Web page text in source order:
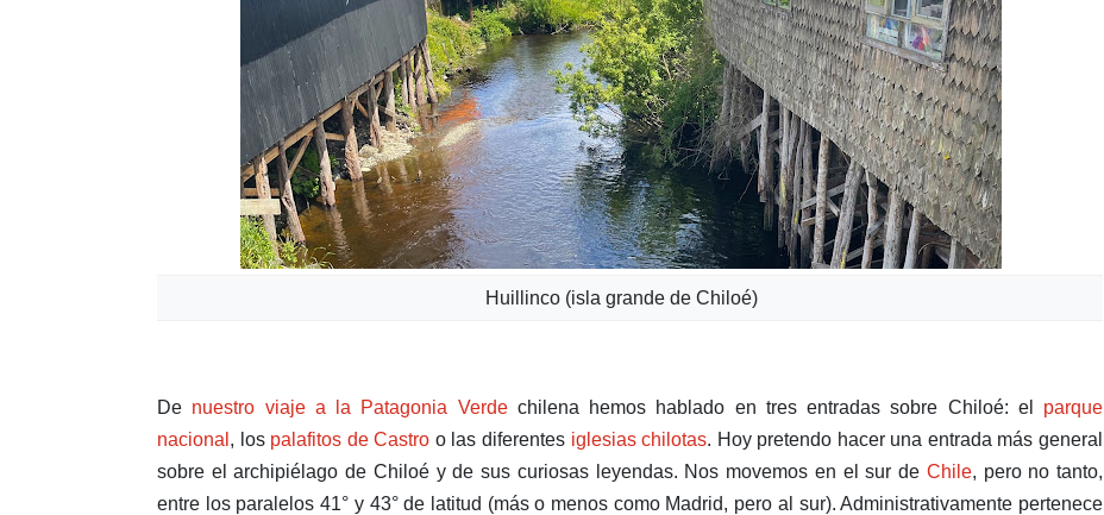
Huillinco (isla grande de Chiloé)
De nuestro viaje a la Patagonia Verdechilena hemos hablado en tres entradas sobre Chiloé: el parque
nacional , los palafitos de Castro o las diferentes iglesias chilotas. Hoy pretendo hacer una entrada más general
sobre el archipiélago de Chiloé y de sus curiosas leyendas. Nos movemos en el sur de Chile, pero no tanto,
entre los paralelos 41° y 43° de latitud (más o menos como Madrid, pero al sur). Administrativamente pertenece